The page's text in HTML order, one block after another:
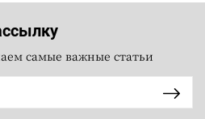
самые важные статьи